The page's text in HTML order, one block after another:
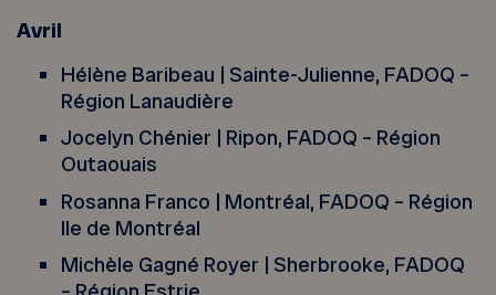
Avril
Hélène Baribeau | Sainte-Julienne, FADOQ –
Région Lanaudière
Jocelyn Chénier | Ripon, FADOQ – Région
Outaouais
Rosanna Franco | Montréal, FADOQ – Région
Ile de Montréal
Michèle Gagné Royer | Sherbrooke, FADOQ